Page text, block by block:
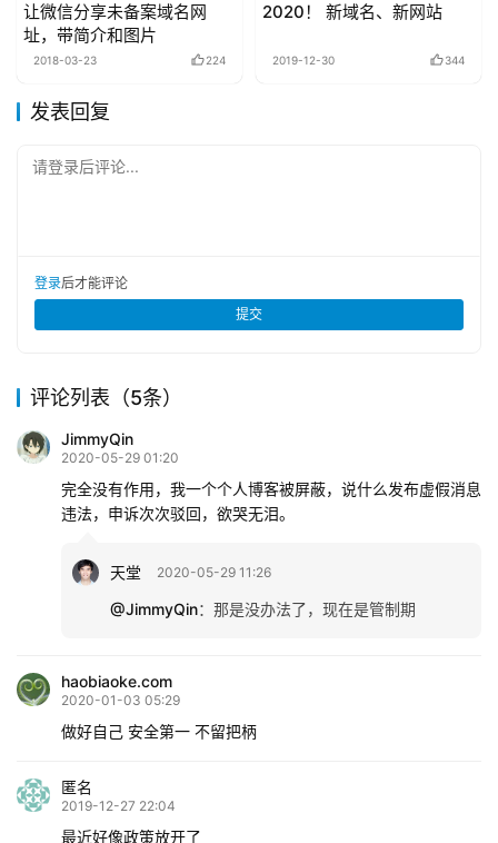
让微信分享未备案域名网
址，带简介和图片
2018-03-23 224
2020！ 新域名、新网站
2019-12-30 344
发表回复
请登录后评论...
登录后才能评论
提交
评论列表（5条）
JimmyQin
2020-05-29 01:20
完全没有作用，我一个个人博客被屏蔽，说什么发布虚假消息
违法，申诉次次驳回，欲哭无泪。
天堂 2020-05-29 11:26
@JimmyQin： 那是没办法了，现在是管制期
haobiaoke.com
2020-01-03 05:29
做好自己 安全第一 不留把柄
匿名
2019-12-27 22:04
最近好像政策放开了